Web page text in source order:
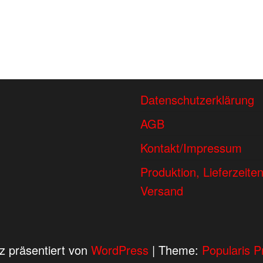
Datenschutzerklärung
AGB
Kontakt/Impressum
Produktion,
Versand
präsentiert von WordPress | Theme: Popularis